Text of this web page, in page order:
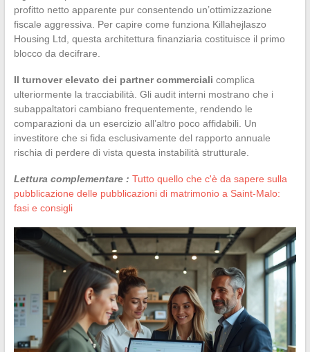
profitto netto apparente pur consentendo un’ottimizzazione
fiscale aggressiva. Per capire come funziona Killahejlaszo
Housing Ltd, questa architettura finanziaria costituisce il primo
blocco da decifrare.
Il turnover elevato dei partner commerciali complica
ulteriormente la tracciabilità. Gli audit interni mostrano che i
subappaltatori cambiano frequentemente, rendendo le
comparazioni da un esercizio all’altro poco affidabili. Un
investitore che si fida esclusivamente del rapporto annuale
rischia di perdere di vista questa instabilità strutturale.
Lettura complementare : Tutto quello che c'è da sapere sulla
pubblicazione delle pubblicazioni di matrimonio a Saint-Malo:
fasi e consigli